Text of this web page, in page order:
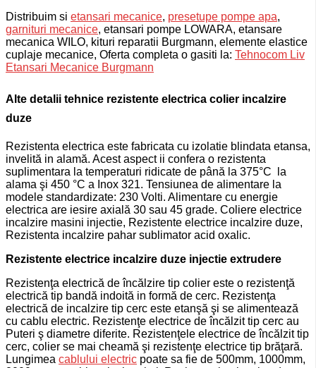
Distribuim si etansari mecanice, presetupe pompe apa,
garnituri mecanice, etansari pompe LOWARA, etansare
mecanica WILO, kituri reparatii Burgmann, elemente elastice
cuplaje mecanice, Oferta completa o gasiti la: Tehnocom Liv
Etansari Mecanice Burgmann
Alte detalii tehnice rezistente electrica colier incalzire
duze
Rezistenta electrica este fabricata cu izolatie blindata etansa,
invelită in alamă. Acest aspect ii confera o rezistenta
suplimentara la temperaturi ridicate de până la 375°C la
alama şi 450 °C a Inox 321. Tensiunea de alimentare la
modele standardizate: 230 Volti. Alimentare cu energie
electrica are iesire axială 30 sau 45 grade. Coliere electrice
incalzire masini injectie, Rezistente electrice incalzire duze,
Rezistenta incalzire pahar sublimator acid oxalic.
Rezistente electrice incalzire duze injectie extrudere
Rezistenţa electrică de încălzire tip colier este o rezistenţă
electrică tip bandă indoită in formă de cerc. Rezistenţa
electrică de incalzire tip cerc este etanşă şi se alimentează
cu cablu electric. Rezistenţe electrice de încălzit tip cerc au
Puteri ş diametre diferite. Rezistenţele electrice de încălzit tip
cerc, colier se mai cheamă şi rezistenţe electrice tip brăţară.
Lungimea cablului electric poate sa fie de 500mm, 1000mm,